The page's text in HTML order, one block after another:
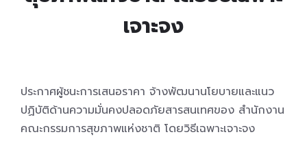
เจาะจง
ประกาศผู้ชนะการเสนอราคา จ้างพัฒนานโยบายและแนว
ปฏิบัติด้านความมั่นคงปลอดภัยสารสนเทศของ สำนักงาน
คณะกรรมการสุขภาพแห่งชาติ โดยวิธีเฉพาะเจาะจง